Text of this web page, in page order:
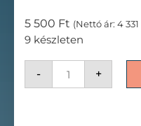
5 500 Ft (Nettó ár: 4 331
9 készleten
- +